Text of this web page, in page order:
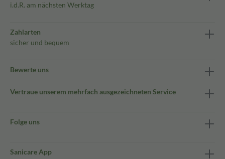
i.d.R. am nächsten Werktag
Zahlarten
sicher und bequem
Bewerte uns
Vertraue unserem mehrfach ausgezeichneten Service
Folge uns
Sanicare App